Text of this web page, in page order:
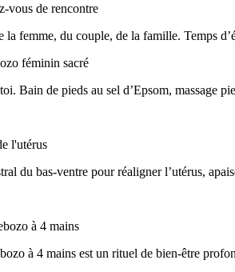
vous de rencontre
la femme, du couple, de la famille. Temps
féminin sacré
Bain de pieds au sel d’Epsom, massage
l'utérus
du bas-ventre pour réaligner l’utérus,
à 4 mains
à 4 mains est un rituel de bien-être